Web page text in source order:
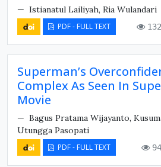
Istianatul Lailiyah, Ria Wulandari
PDF - FULL TEXT 132
Superman’s
Complex As Seen In
Movie
Bagus Pratama Wijayanto,
Utungga Pasopati
PDF - FULL TEXT 94